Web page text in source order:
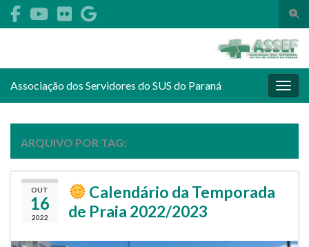
Associação dos Servidores do SUS do Paraná
ARQUIVO POR TAG:
OUT
16
2022
Calendário da Temporada
de Praia 2022/2023